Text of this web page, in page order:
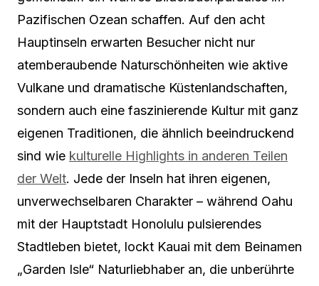
Pazifischen Ozean schaffen. Auf den acht
Hauptinseln erwarten Besucher nicht nur
atemberaubende Naturschönheiten wie aktive
Vulkane und dramatische Küstenlandschaften,
sondern auch eine faszinierende Kultur mit ganz
eigenen Traditionen, die ähnlich beeindruckend
sind wie kulturelle Highlights in anderen Teilen
der Welt. Jede der Inseln hat ihren eigenen,
unverwechselbaren Charakter – während Oahu
mit der Hauptstadt Honolulu pulsierendes
Stadtleben bietet, lockt Kauai mit dem Beinamen
„Garden Isle“ Naturliebhaber an, die unberührte